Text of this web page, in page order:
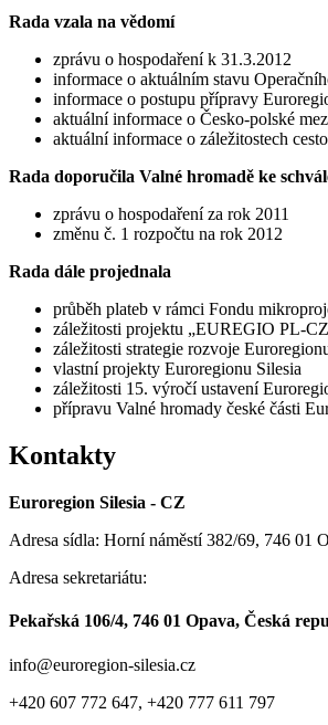
Rada vzala na vědomí
zprávu o hospodaření k 31.3.2012
informace o aktuálním stavu
informace o postupu přípravy
aktuální informace o Česko-polské
aktuální informace o záležitostech
Rada doporučila Valné hromadě ke
zprávu o hospodaření za rok 2011
změnu č. 1 rozpočtu na rok 2012
Rada dále projednala
průběh plateb v rámci Fondu
záležitosti projektu „EUREGIO PL-
záležitosti strategie rozvoje
vlastní projekty Euroregionu Silesia
záležitosti 15. výročí ustavení
přípravu Valné hromady české části
Kontakty
Euroregion Silesia - CZ
Adresa sídla: Horní náměstí 382/69, 746 01
Adresa sekretariátu:
Pekařská 106/4, 746 01 Opava, Česká
info@euroregion-silesia.cz
+420 607 772 647, +420 777 611 797